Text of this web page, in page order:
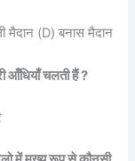
मैदान (D) बनास मैदान
आँधियाँ चलती हैं ?